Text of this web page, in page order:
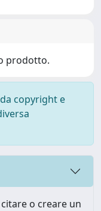
prodotto.
copyright e
o creare un